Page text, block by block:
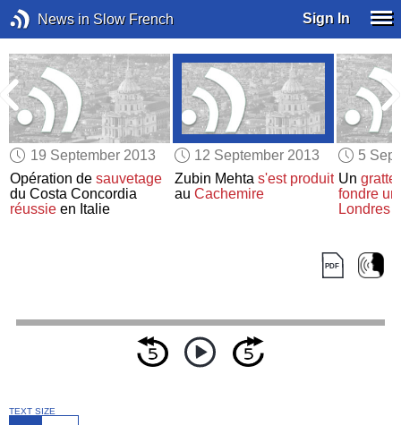
News in Slow French Sign In
19 September 2013
Opération desauvetage
du Costa Concordia
réussie en Italie
12 September 2013
Zubin Mehta s'est produit
au Cachemire
5
Un
fondre
Londres
TEXT SIZE